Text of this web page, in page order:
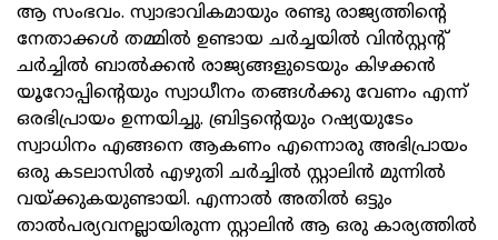
ആ സംഭവം. സ്വാഭാവികമായും രണ്ടു രാജ്യത്തിന്റെ
നേതാക്കൾ തമ്മിൽ ഉണ്ടായ ചർച്ചയിൽ വിൻസ്റ്റന്റ്
ചർച്ചിൽ ബാൽക്കൻ രാജ്യങ്ങളുടെയും കിഴക്കൻ
യൂറോപ്പിന്റെയും സ്വാധീനം തങ്ങൾക്കു വേണം എന്ന്
ഒരഭിപ്രായം ഉന്നയിച്ചു. ബ്രിട്ടന്റെയും റഷ്യയുടേം
സ്വാധിനം എങ്ങനെ ആകണം എന്നൊരു അഭിപ്രായം
ഒരു കടലാസിൽ എഴുതി ചർച്ചിൽ സ്റ്റാലിൻ മുന്നിൽ
വയ്ക്കുകയുണ്ടായി. എന്നാൽ അതിൽ ഒട്ടും
താൽപര്യവനല്ലായിരുന്ന സ്റ്റാലിൻ ആ ഒരു കാര്യത്തിൽ